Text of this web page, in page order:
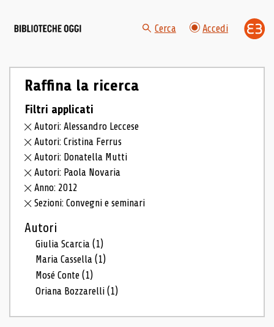
Cerca Accedi
Raffina la ricerca
Filtri applicati
Autori: Alessandro Leccese
Autori: Cristina Ferrus
Autori: Donatella Mutti
Autori: Paola Novaria
Anno: 2012
Sezioni: Convegni e seminari
Autori
Giulia Scarcia(1)
Maria Cassella(1)
Mosé Conte(1)
Oriana Bozzarelli(1)